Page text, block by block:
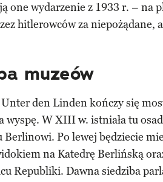
one wydarzenie z 1933 r. – na
hitlerowców za
muzeów
den Linden kończy się
wyspę. W XIII w. istniała tu
Berlinowi. Po lewej będziecie
na Katedrę Berlińską
Republiki. Dawna siedziba